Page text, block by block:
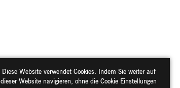
Diese Website verwendet Cookies. Indem Sie weiter auf
dieser Website navigieren, ohne die Cookie Einstellungen